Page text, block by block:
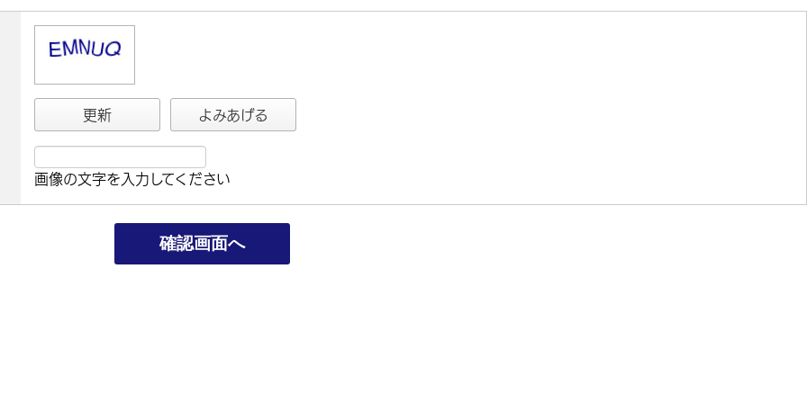
更新 よみあげる
画像の文字を入力してください